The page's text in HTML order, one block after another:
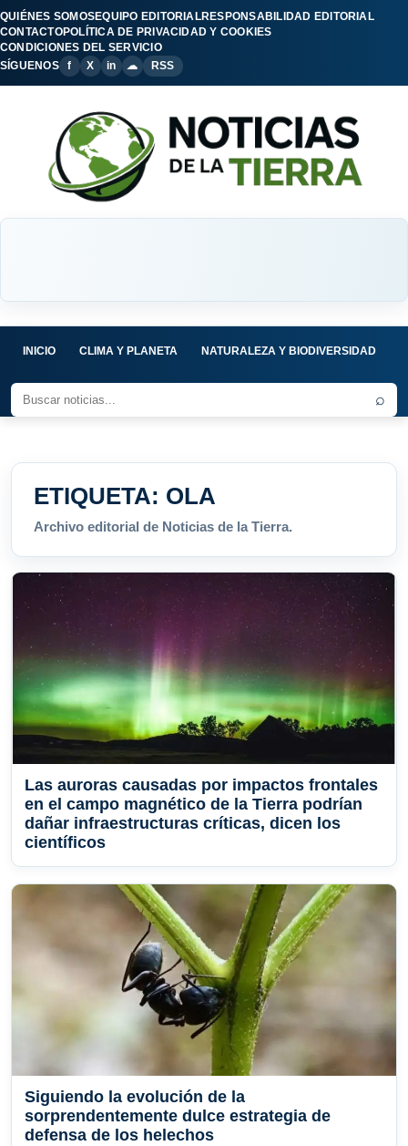
QUIÉNES SOMOSEQUIPO EDITORIALRESPONSABILIDAD EDITORIAL
CONTACTOPOLÍTICA DE PRIVACIDAD Y COOKIES
CONDICIONES DEL SERVICIO
SÍGUENOS
f X in ☁ RSS
INICIO CLIMA Y PLANETA NATURALEZA Y BIODIVERSIDAD
⌕
ETIQUETA: OLA
Archivo editorial de Noticias de la Tierra.
Las auroras causadas por impactos frontales
en el campo magnético de la Tierra podrían
dañar infraestructuras críticas, dicen los
científicos
Siguiendo la evolución de la
sorprendentemente dulce estrategia de
defensa de los helechos